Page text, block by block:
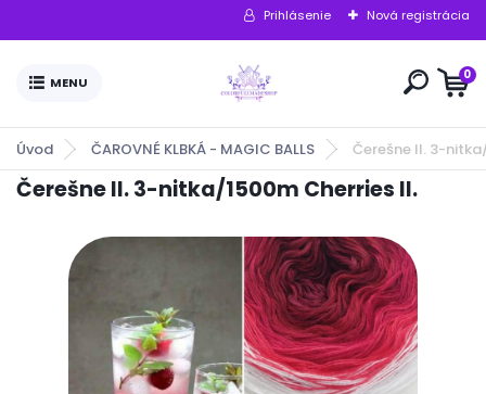
Prihlásenie Nová registrácia
0
Úvod ČAROVNÉ KLBKÁ - MAGIC BALLS Čerešne II. 3-
Čerešne II. 3-nitka/1500m Cherries II.